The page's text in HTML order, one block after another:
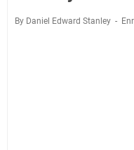
By Daniel Edward Stanley